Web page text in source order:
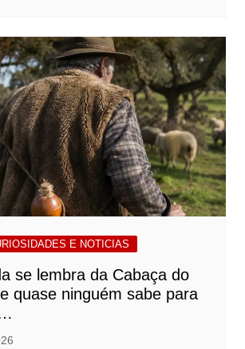
E NOTICIAS
se lembra da Cabaça do
quase ninguém sabe para